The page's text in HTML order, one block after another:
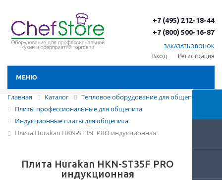
+7 (495) 212-18-44
+7 (800) 500-16-87
ЗАКАЗАТЬ ЗВОНОК
Вход Регистрация
МЕНЮ
Главная Каталог
Тепловое оборудование для общепита
Плиты профессиональные для общепита
Индукционные плиты для общепита
Плита Hurakan HKN-ST35F PRO индукционная
Плита Hurakan HKN-ST35F PRO
индукционная